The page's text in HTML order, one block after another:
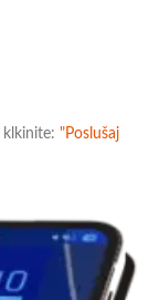
klkinite: "Poslušaj